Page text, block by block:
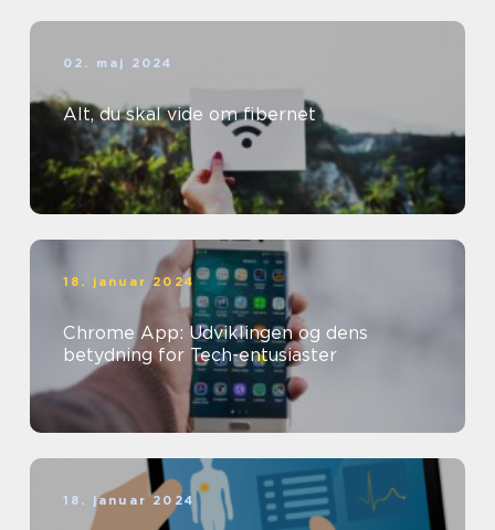
02. maj 2024
Alt, du skal vide om fibernet
18. januar 2024
Chrome App: Udviklingen og dens
betydning for Tech-entusiaster
18. januar 2024